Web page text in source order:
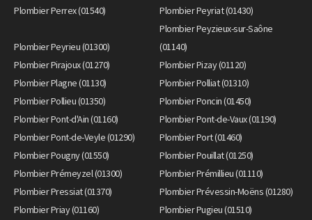
Plombier Perrex (01540)
Plombier Peyriat (01430)
Plombier Peyrieu (01300)
Plombier Peyzieux-sur-Saône
(01140)
Plombier Pirajoux (01270)
Plombier Pizay (01120)
Plombier Plagne (01130)
Plombier Polliat (01310)
Plombier Pollieu (01350)
Plombier Poncin (01450)
Plombier Pont-d'Ain (01160)
Plombier Pont-de-Vaux (01190)
Plombier Pont-de-Veyle (01290)
Plombier Port (01460)
Plombier Pougny (01550)
Plombier Pouillat (01250)
Plombier Prémeyzel (01300)
Plombier Prémillieu (01110)
Plombier Pressiat (01370)
Plombier Prévessin-Moëns (01280)
Plombier Priay (01160)
Plombier Pugieu (01510)